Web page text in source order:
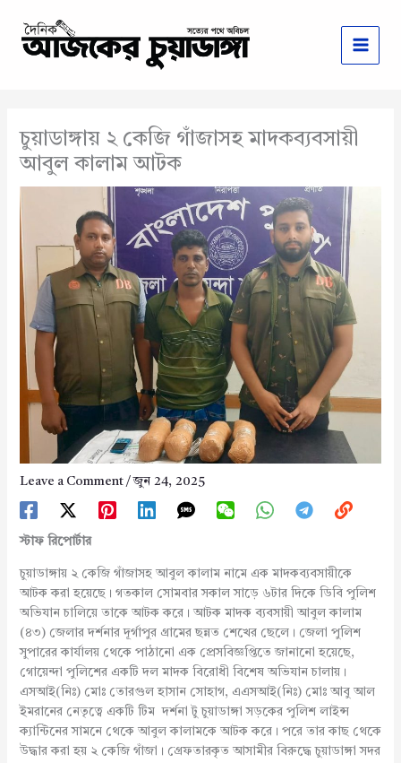
content
চুয়াডাঙ্গায় ২ কেজি গাঁজাসহ মাদকব্যবসায়ী
আবুল কালাম আটক
Leave a Comment /জুন 24, 2025
স্টাফ রিপোর্টার
চুয়াডাঙ্গায় ২ কেজি গাঁজাসহ আবুল কালাম নামে এক মাদকব্যবসায়ীকে
আটক করা হয়েছে। গতকাল সোমবার সকাল সাড়ে ৬টার দিকে ডিবি পুলিশ
অভিযান চালিয়ে তাকে আটক করে। আটক মাদক ব্যবসায়ী আবুল কালাম
(৪৩) জেলার দর্শনার দূর্গাপুর গ্রামের ছন্নত শেখের ছেলে। জেলা পুলিশ
সুপারের কার্যালয় থেকে পাঠানো এক প্রেসবিজ্ঞপ্তিতে জানানো হয়েছে,
গোয়েন্দা পুলিশের একটি দল মাদক বিরোধী বিশেষ অভিযান চালায়।
এসআই(নিঃ) মোঃ তোরগুল হাসান সোহাগ, এএসআই(নিঃ) মোঃ আবু আল
ইমরানের নেতৃত্বে একটি টিম দর্শনা টু চুয়াডাঙ্গা সড়কের পুলিশ লাইন্স
ক্যান্টিনের সামনে থেকে আবুল কালামকে আটক করে। পরে তার কাছ থেকে
উদ্ধার করা হয় ২ কেজি গাঁজা। গ্রেফতারকৃত আসামীর বিরুদ্ধে চুয়াডাঙ্গা সদর